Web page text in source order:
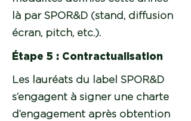
là par SPOR&D (stand, diffusion
écran, pitch, etc.).
Étape 5 : Contractualisation
Les lauréats du label SPOR&D
s’engagent à signer une charte
d’engagement après obtention